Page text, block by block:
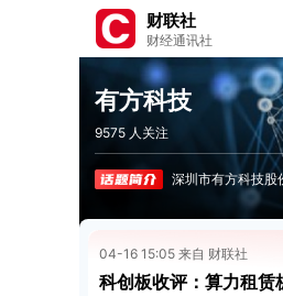
财联社
财经通讯社
有方科技
9575 人关注
深圳市有方科技股
04-16 15:05 来自 财联社
科创板收评：算力租赁